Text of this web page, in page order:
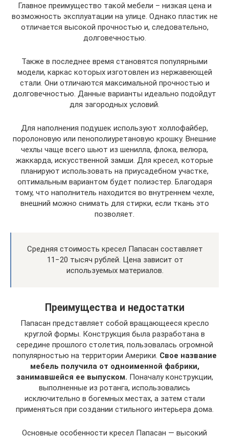
Главное преимущество такой мебели – низкая цена и
возможность эксплуатации на улице. Однако пластик не
отличается высокой прочностью и, следовательно,
долговечностью.
Также в последнее время становятся популярными
модели, каркас которых изготовлен из нержавеющей
стали. Они отличаются максимальной прочностью и
долговечностью. Данные варианты идеально подойдут
для загородных условий.
Для наполнения подушек используют холлофайбер,
поролоновую или пенополиуретановую крошку. Внешние
чехлы чаще всего шьют из шенилла, флока, велюра,
жаккарда, искусственной замши. Для кресел, которые
планируют использовать на приусадебном участке,
оптимальным вариантом будет полиэстер. Благодаря
тому, что наполнитель находится во внутреннем чехле,
внешний можно снимать для стирки, если ткань это
позволяет.
Средняя стоимость кресел Папасан составляет
11−20 тысяч рублей. Цена зависит от
используемых материалов.
Преимущества и недостатки
Папасан представляет собой вращающееся кресло
круглой формы. Конструкция была разработана в
середине прошлого столетия, пользовалась огромной
популярностью на территории Америки. Свое название
мебель получила от одноименной фабрики,
занимавшейся ее выпуском. Поначалу конструкции,
выполненные из ротанга, использовались
исключительно в богемных местах, а затем стали
применяться при создании стильного интерьера дома.
Основные особенности кресел Папасан — высокий